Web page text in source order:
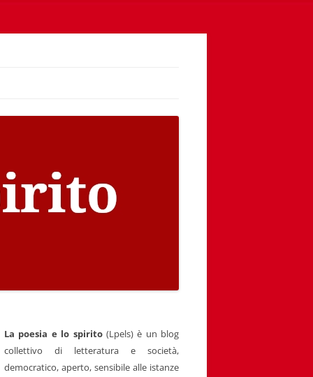
La poesia e lo spirito(Lpels) è un blog
collettivo di letteratura e società,
democratico, aperto, sensibile alle istanze